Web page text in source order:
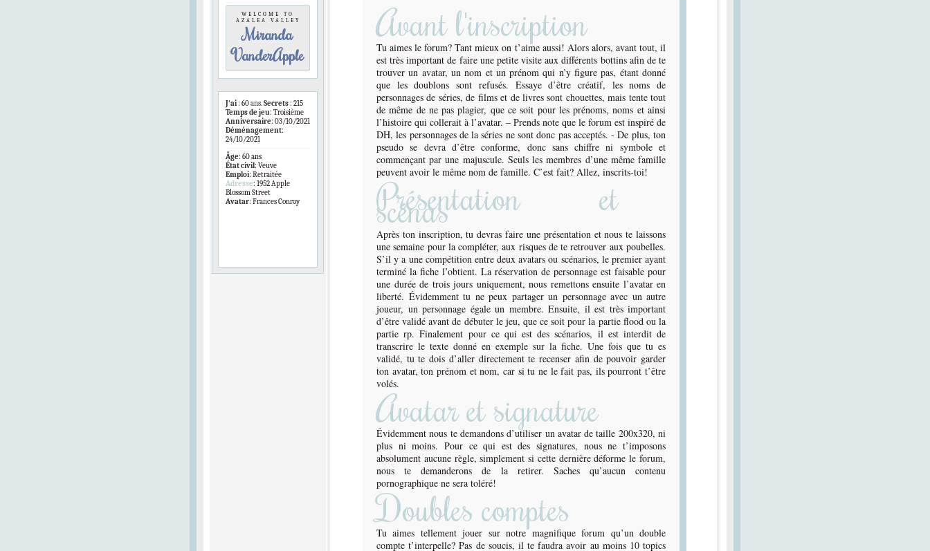
Bravo à nos trois nouveaux modérateurs
Elliott Peterson,Charlie Walker& Alyson Nolans
Votez pour nousici,làetmaintenant
à tous les deux heures merciiii (=
Bienvenue Invité sur Dirty Laundry
WELCOME TO
AZALEA VALLEY
Miranda
VanderApple
J'ai : 60ans.Secrets : 215
Temps de jeu: Troisième
Anniversaire: 03/10/2021
Déménagement:
24/10/2021
Âge: 60 ans
État civil: Veuve
Emploi: Retraitée
Adresse: 1952 Apple
Blossom Street
Avatar: Frances Conroy
Avant l'inscription
Tu aimes le forum? Tant mieux on t’aime aussi! Alors alors, avant tout, il
est très important de faire une petite visite aux différents bottins afin de te
trouver un avatar, un nom et un prénom qui n’y figure pas, étant donné
que les doublons sont refusés. Essaye d’être créatif, les noms de
personnages de séries, de films et de livres sont chouettes, mais tente tout
de même de ne pas plagier, que ce soit pour les prénoms, noms et ainsi
l’histoire qui collerait à l’avatar. – Prends note que le forum est inspiré de
DH, les personnages de la séries ne sont donc pas acceptés. - De plus, ton
pseudo se devra d’être conforme, donc sans chiffre ni symbole et
commençant par une majuscule. Seuls les membres d’une même famille
peuvent avoir le même nom de famille. C’est fait? Allez, inscrits-toi!
Présentation et
scénas
Après ton inscription, tu devras faire une présentation et nous te laissons
une semaine pour la compléter, aux risques de te retrouver aux poubelles.
S’il y a une compétition entre deux avatars ou scénarios, le premier ayant
terminé la fiche l’obtient. La réservation de personnage est faisable pour
une durée de trois jours uniquement, nous remettons ensuite l’avatar en
liberté. Évidemment tu ne peux partager un personnage avec un autre
joueur, un personnage égale un membre. Ensuite, il est très important
d’être validé avant de débuter le jeu, que ce soit pour la partie flood ou la
partie rp. Finalement pour ce qui est des scénarios, il est interdit de
transcrire le texte donné en exemple sur la fiche. Une fois que tu es
validé, tu te dois d’aller directement te recenser afin de pouvoir garder
ton avatar, ton prénom et nom, car si tu ne le fait pas, ils pourront t’être
volés.
Avatar et signature
Évidemment nous te demandons d’utiliser un avatar de taille 200x320, ni
plus ni moins. Pour ce qui est des signatures, nous ne t’imposons
absolument aucune règle, simplement si cette dernière déforme le forum,
nous te demanderons de la retirer. Saches qu’aucun contenu
pornographique ne sera toléré!
Doubles comptes
Tu aimes tellement jouer sur notre magnifique forum qu’un double
compte t’interpelle? Pas de soucis, il te faudra avoir au moins 10 topics